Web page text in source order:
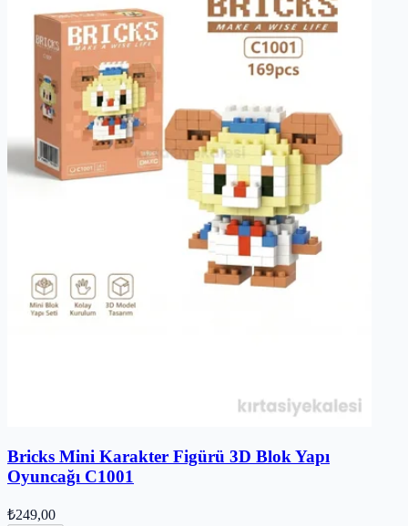
Bricks Mini Karakter Figürü 3D Blok Yapı
Oyuncağı C1001
₺249,00